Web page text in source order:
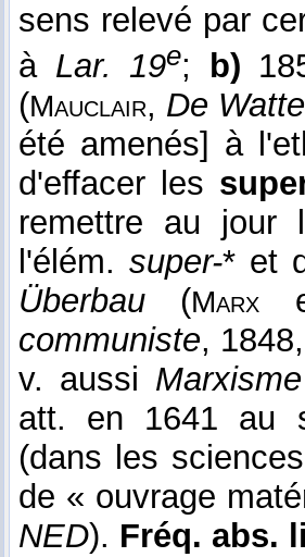
sens relevé par
à Lar. 19e; b)
(Mauclair, De
été amenés] à
d'effacer les
remettre au jour
l'élém. super-* et
Überbau (Marx
communiste,
v. aussi Marxisme
att. en 1641 au
(dans les
de « ouvrage
NED). Fréq. abs.